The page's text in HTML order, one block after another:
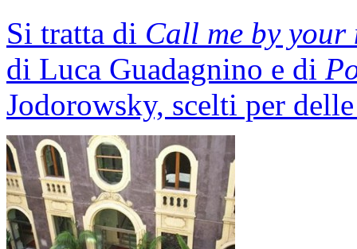
Si tratta di Call me by your
di Luca Guadagnino e di
Jodorowsky, scelti per